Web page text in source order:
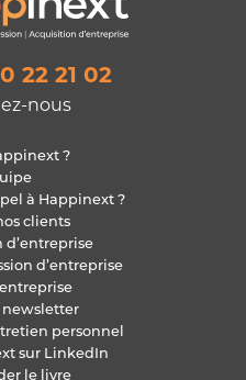
22 21 02
nous
?
à Happinext ?
clients
d’entreprise
d’entreprise
newsletter
personnel
sur LinkedIn
le livre